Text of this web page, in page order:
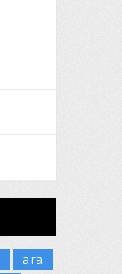
ara